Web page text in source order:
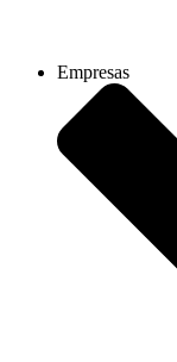
Empresas